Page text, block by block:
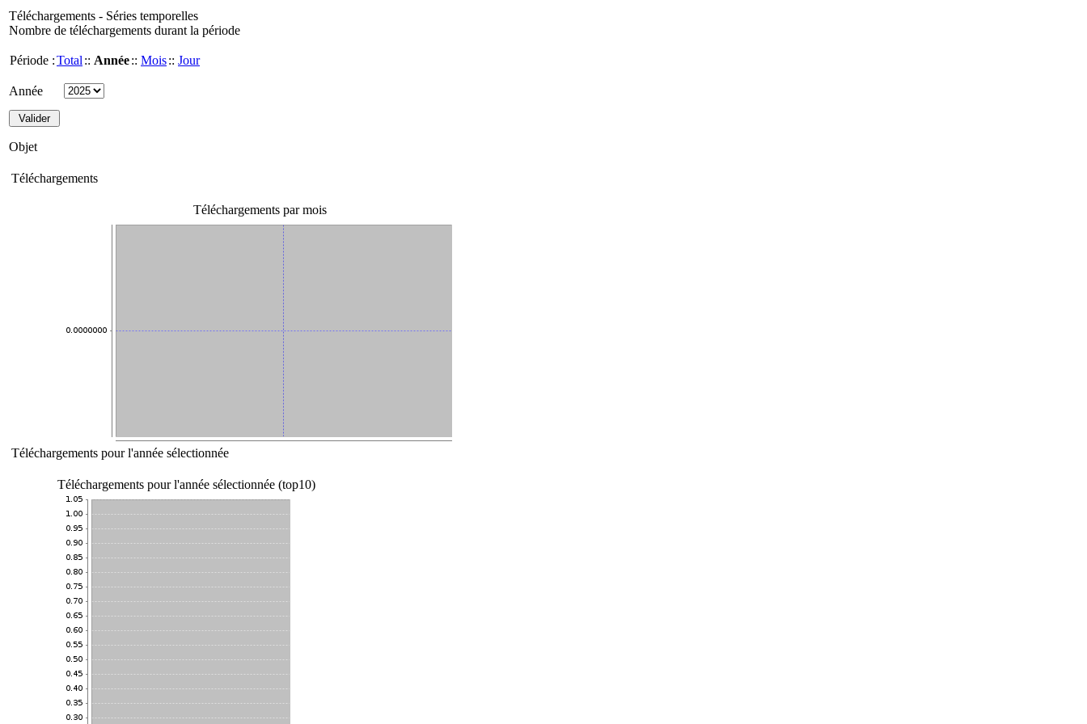
Téléchargements - Séries temporelles
Nombre de téléchargements durant la période
Période :Total :: Année:: Mois:: Jour
Année
Objet
Téléchargements
Téléchargements par mois
Téléchargements pour l'année sélectionnée
Téléchargements pour l'année sélectionnée (top10)